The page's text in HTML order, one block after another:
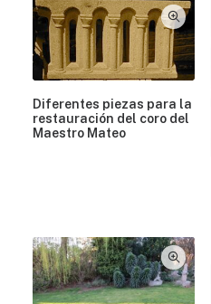
Diferentes piezas para la
restauración del coro del
Maestro Mateo